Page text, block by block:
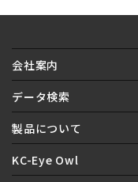
会社案内
ご挨拶
会社概要
ネットワーク
沿革
組織図
環境方針
データ検索
製品について
製品紹介
製品保証
製品履歴
KC-Eye Owl